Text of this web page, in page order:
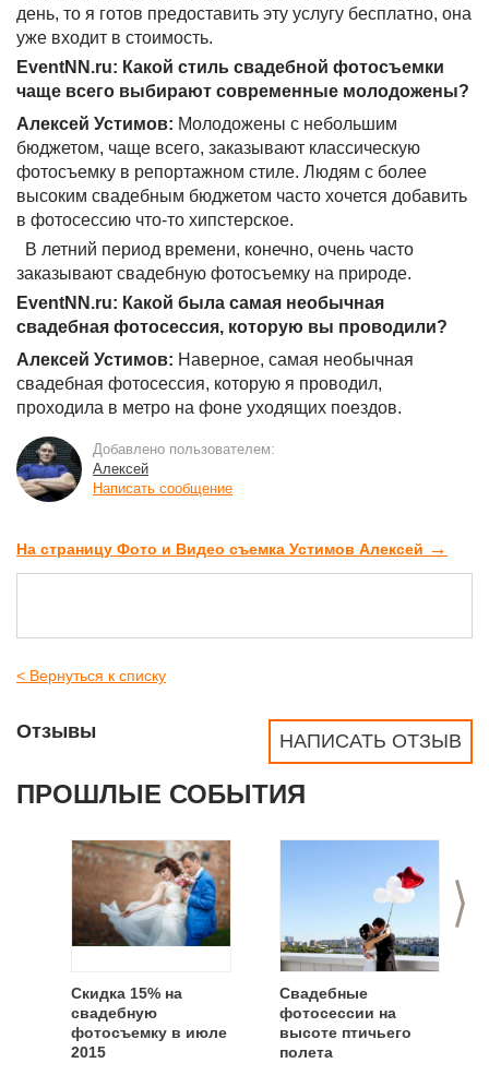
день, то я готов предоставить эту услугу бесплатно, она
уже входит в стоимость.
EventNN.ru: Какой стиль свадебной фотосъемки
чаще всего выбирают современные молодожены?
Алексей Устимов: Молодожены с небольшим
бюджетом, чаще всего, заказывают классическую
фотосъемку в репортажном стиле. Людям с более
высоким свадебным бюджетом часто хочется добавить
в фотосессию что-то хипстерское.
В летний период времени, конечно, очень часто
заказывают свадебную фотосъемку на природе.
EventNN.ru: Какой была самая необычная
свадебная фотосессия, которую вы проводили?
Алексей Устимов: Наверное, самая необычная
свадебная фотосессия, которую я проводил,
проходила в метро на фоне уходящих поездов.
Добавлено пользователем:
Алексей
Написать сообщение
На страницу Фото и Видео съемка Устимов Алексей →
< Вернуться к списку
НАПИСАТЬ ОТЗЫВ
Отзывы
ПРОШЛЫЕ СОБЫТИЯ
>
Скидка 15% на
свадебную
фотосъемку в июле
2015
Свадебные
фотосессии на
высоте птичьего
полета